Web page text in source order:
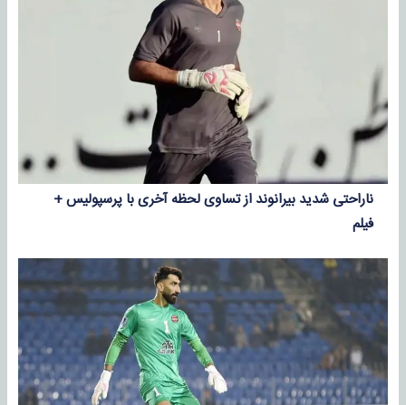
ناراحتی شدید بیرانوند از تساوی لحظه آخری با پرسپولیس +
فیلم